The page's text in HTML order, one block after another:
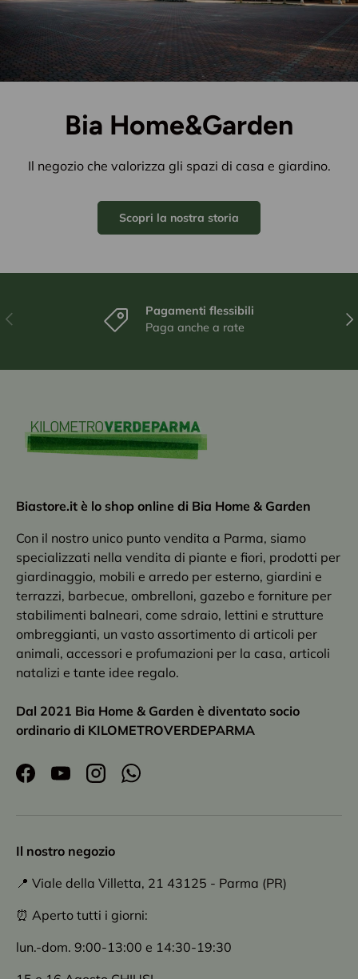
Bia Home&Garden
Il negozio che valorizza gli spazi di casa e giardino.
Scopri la nostra storia
Indietro
Pagamenti flessibili
Paga anche a rate
Biastore.it è lo shop online di Bia Home & Garden
Con il nostro unico punto vendita a Parma, siamo
specializzati nella vendita di piante e fiori, prodotti per
giardinaggio, mobili e arredo per esterno, giardini e
terrazzi, barbecue, ombrelloni, gazebo e forniture per
stabilimenti balneari, come sdraio, lettini e strutture
ombreggianti, un vasto assortimento di articoli per
animali, accessori e profumazioni per la casa, articoli
natalizi e tante idee regalo.
Dal 2021 Bia Home & Garden è diventato socio
ordinario di KILOMETROVERDEPARMA
FacebookYouTubeInstagramWhatsApp
Il nostro negozio
📍 Viale della Villetta, 21 43125 - Parma (PR)
⏰ Aperto tutti i giorni:
lun.-dom. 9:00-13:00 e 14:30-19:30